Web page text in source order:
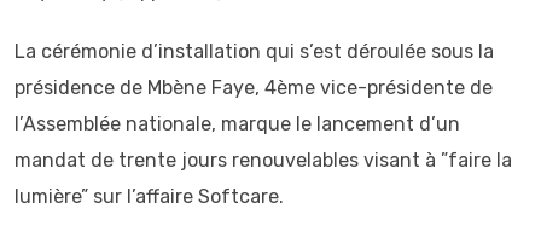
‎La cérémonie d’installation qui s’est déroulée sous la
présidence de Mbène Faye, 4ème vice-présidente de
l’Assemblée nationale, marque le lancement d’un
mandat de trente jours renouvelables visant à ”faire la
lumière” sur l’affaire Softcare.